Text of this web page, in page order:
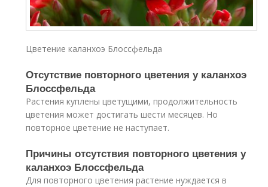
Цветение каланхоэ Блоссфельда
Отсутствие повторного цветения у каланхоэ
Блоссфельда
Растения куплены цветущими, продолжительность
цветения может достигать шести месяцев. Но
повторное цветение не наступает.
Причины отсутствия повторного цветения у
каланхоэ Блоссфельда
Для повторного цветения растение нуждается в